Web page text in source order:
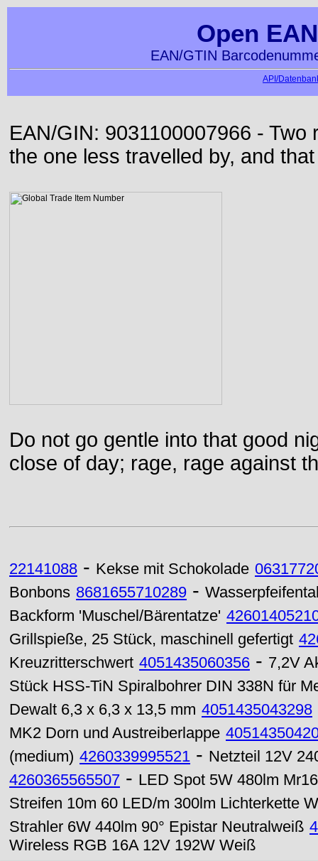
Open
EAN/GTIN
API/
EAN/GIN: 9031100007966 -
the one less travelled by, and
Do not go gentle into that good
close of day; rage, rage against
22141088 - Kekse mit Schokolade
Bonbons 8681655710289 -
Backform 'Muschel/Bärentatze'
Grillspieße, 25 Stück, maschinell gefertigt
Kreuzritterschwert 4051435060356 - 7,2V
Stück HSS-TiN Spiralbohrer DIN 338N für
Dewalt 6,3 x 6,3 x 13,5 mm 4051435043298
MK2 Dorn und Austreiberlappe
(medium) 4260339995521 - Netzteil 12V
4260365565507 - LED Spot 5W 480lm
Streifen 10m 60 LED/m 300lm Lichterkette
Strahler 6W 440lm 90° Epistar Neutralweiß
Wireless RGB 16A 12V 192W Weiß